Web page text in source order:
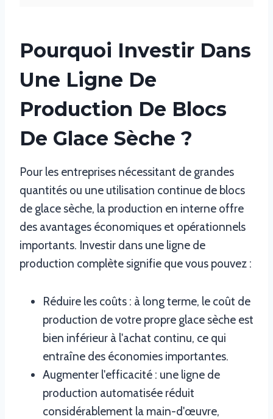
Pourquoi Investir Dans
Une Ligne De
Production De Blocs
De Glace Sèche ?
Pour les entreprises nécessitant de grandes
quantités ou une utilisation continue de blocs
de glace sèche, la production en interne offre
des avantages économiques et opérationnels
importants. Investir dans une ligne de
production complète signifie que vous pouvez :
Réduire les coûts : à long terme, le coût de
production de votre propre glace sèche est
bien inférieur à l'achat continu, ce qui
entraîne des économies importantes.
Augmenter l'efficacité : une ligne de
production automatisée réduit
considérablement la main-d'œuvre,